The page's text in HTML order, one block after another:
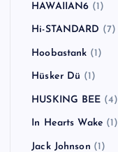
HAWAIIAN6 (1)
Hi-STANDARD (7)
Hoobastank (1)
Hüsker Dü (1)
HUSKING BEE (4)
In Hearts Wake (1)
Jack Johnson (1)